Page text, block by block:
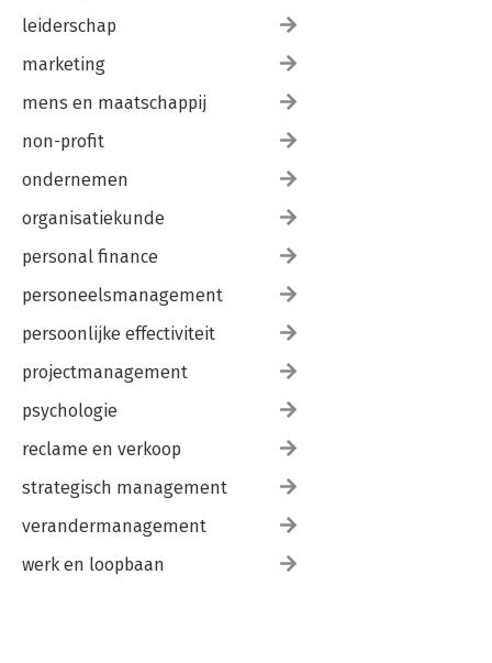
leiderschap
marketing
mens en maatschappij
non-profit
ondernemen
organisatiekunde
personal finance
personeelsmanagement
persoonlijke effectiviteit
projectmanagement
psychologie
reclame en verkoop
strategisch management
verandermanagement
werk en loopbaan